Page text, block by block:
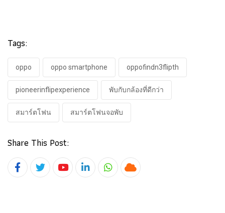
Tags:
oppo oppo smartphone oppofindn3flipth
pioneerinflipexperience พับกับกล้องที่ดีกว่า
สมาร์ตโฟน สมาร์ตโฟนจอพับ
Share This Post:
YoutubeLinkedInWhatsapp
Cloud